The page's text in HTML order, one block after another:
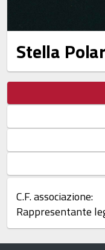
Stella
C.F. associazione:
Rappresentante